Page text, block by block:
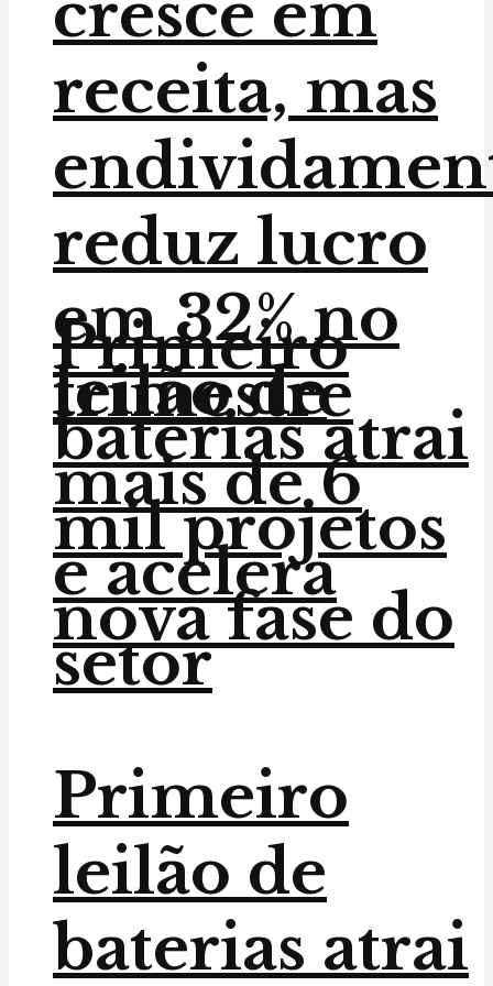
Primeiro
leilão de
baterias atrai
mais de 6
mil projetos
e acelera
nova fase do
setor
receita, mas
reduz lucro
em 32% no
trimestre
Primeiro
leilão de
baterias atrai